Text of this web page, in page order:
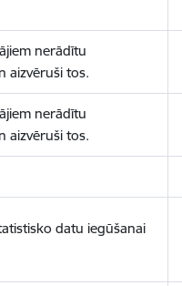
nerādītu
aizvēruši tos.
nerādītu
aizvēruši tos.
datu iegūšanai